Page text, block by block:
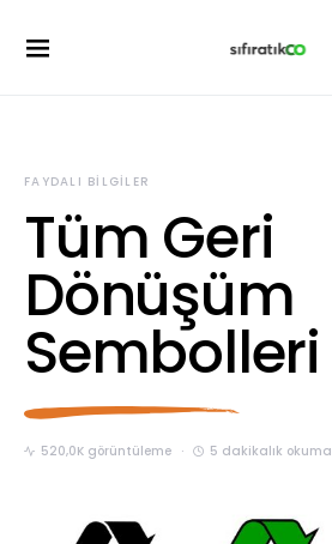
FAYDALI BILGILER
Tüm Geri
Dönüşüm
Sembolleri
520,0K görüntüleme 5 dakikalık okuma